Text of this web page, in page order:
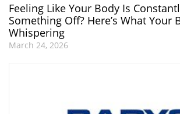
Feeling Like Your Body Is
Something Off? Here’s What Your
Whispering
March 24, 2026